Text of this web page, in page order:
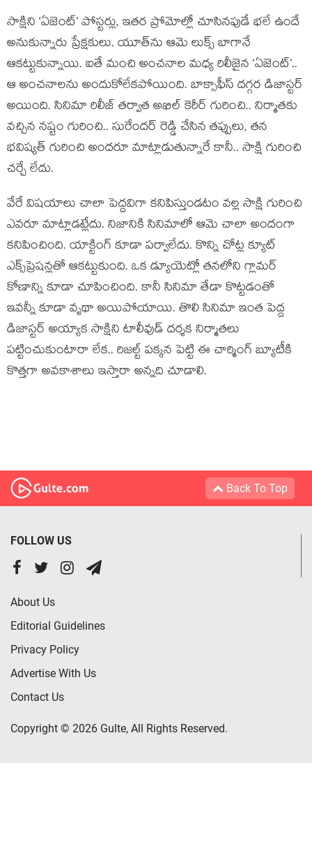
సాక్షిని ‘ఏజెంట్’ పోస్టర్లు, ఇతర ప్రోమోల్లో చూసినపుడే భలే ఉందే
అనుకున్నారు ప్రేక్షకులు. యూత్‌ను ఆమె లుక్స్ బాగానే
ఆకట్టుకున్నాయి. ఐతే మంచి అంచనాల మధ్య రిలీజైన ‘ఏజెంట్’..
ఆ అంచనాలను అందుకోలేకపోయింది. బాక్సాఫీస్ దగ్గర డిజాస్టర్
అయింది. సినిమా రిలీజ్ తర్వాత అఖిల్ కెరీర్‌ గురించి.. నిర్మాతకు
వచ్చిన నష్టం గురించి.. సురేందర్ రెడ్డి చేసిన తప్పులు, తన
భవిష్యత్ గురించి అందరూ మాట్లాడుతున్నారే కానీ.. సాక్షి గురించి
చర్చే లేదు.
వేరే విషయాలు చాలా పెద్దవిగా కనిపిస్తుండటం వల్ల సాక్షి గురించి
ఎవరూ మాట్లాడట్లేదు. నిజానికి సినిమాలో ఆమె చాలా అందంగా
కనిపించింది. యాక్టింగ్ కూడా పర్వాలేదు. కొన్ని చోట్ల క్యూట్
ఎక్స్‌ప్రెషన్లతో ఆకట్టుకుంది. ఒక డ్యూయెట్లో తనలోని గ్లామర్
కోణాన్ని కూడా చూపించింది. కానీ సినిమా తేడా కొట్టడంతో
ఇవన్నీ కూడా వృథా అయిపోయాయి. తొలి సినిమా ఇంత పెద్ద
డిజాస్టర్ అయ్యాక సాక్షిని టాలీవుడ్ దర్శక నిర్మాతలు
పట్టించుకుంటారా లేక.. రిజల్ట్ పక్కన పెట్టి ఈ చార్మింగ్ బ్యూటీకి
కొత్తగా అవకాశాలు ఇస్తారా అన్నది చూడాలి.
Back To Top
FOLLOW US
About Us
Editorial Guidelines
Privacy Policy
Advertise With Us
Contact Us
Copyright © 2026 Gulte, All Rights Reserved.